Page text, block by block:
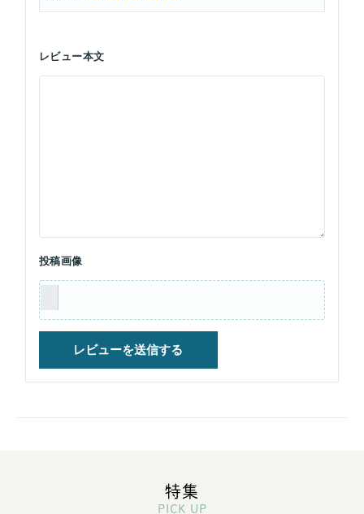
レビュー本文
投稿画像
特集
PICK UP